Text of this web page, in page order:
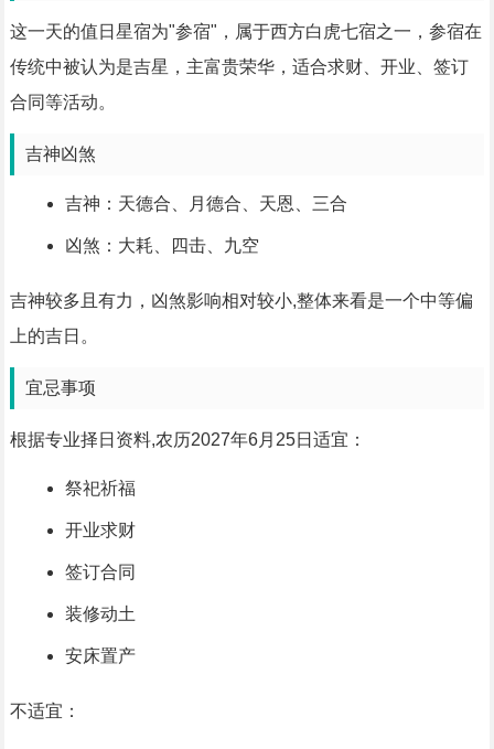
这一天的值日星宿为"参宿"，属于西方白虎七宿之一，参宿在
传统中被认为是吉星，主富贵荣华，适合求财、开业、签订
合同等活动。
吉神凶煞
吉神：天德合、月德合、天恩、三合
凶煞：大耗、四击、九空
吉神较多且有力，凶煞影响相对较小,整体来看是一个中等偏
上的吉日。
宜忌事项
根据专业择日资料,农历2027年6月25日适宜：
祭祀祈福
开业求财
签订合同
装修动土
安床置产
不适宜：